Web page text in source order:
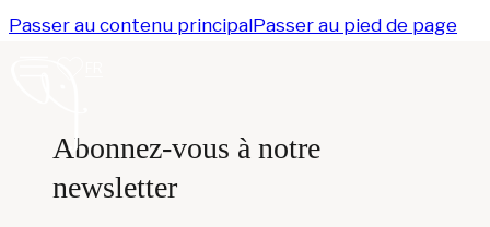
Passer au contenu principalPasser au pied de page
Abonnez-vous à notre
newsletter